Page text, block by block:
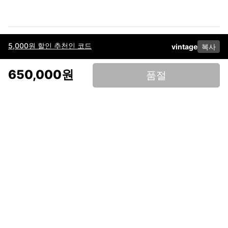
5,000원 할인 추천인 코드 vintage 복사
650,000원 품절
이용약관고객센터판매개인정보 처리방침사업자 정보다운로드